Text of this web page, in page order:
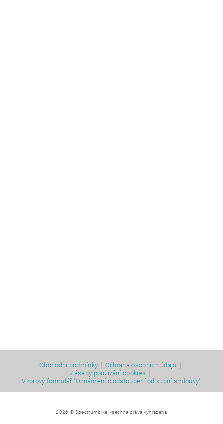
Obchodní podmínky Ochrana osobních údajů
Zásady používání cookies
Vzorový formulář "Oznámení o odstoupení od kupní smlouvy"
2026 © Spectrumbike, všechna práva vyhrazena